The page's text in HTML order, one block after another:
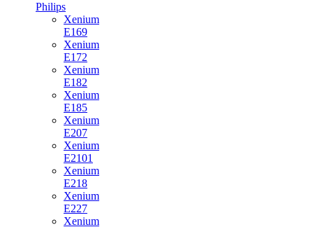
Philips
Xenium
E169
Xenium
E172
Xenium
E182
Xenium
E185
Xenium
E207
Xenium
E2101
Xenium
E218
Xenium
E227
Xenium